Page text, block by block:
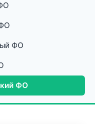
ФО
ФО